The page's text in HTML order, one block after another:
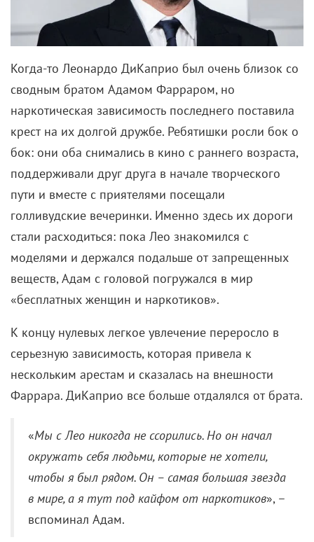
визуал – безупречный, медведь – всамделишный
(совсем без CGI не обошлось, но и графика
нестыдная), концентрация адреналина –
зашкаливает. Так и хочется, чтобы в полный метр
перерос.
Собственно, почти таков и был замысел изначально.
Фильм сняли в качестве своеобразной разминки, а
названием «Беглец». Съемки планируются на
Камчатке. В общем, запомните это имя. Что-то
«Сказ. Песня Сирин»
Строго говоря, мультфильм «Сказ. Песня Сирин»